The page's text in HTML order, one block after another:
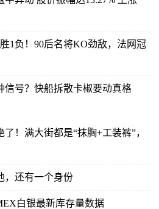
1负！90后名将KO劲敌，法网冠
信号？快船拆散卡椒要动真格
！满大街都是“抹胸+工装裤”，
，还有一个身份
白银最新库存量数据